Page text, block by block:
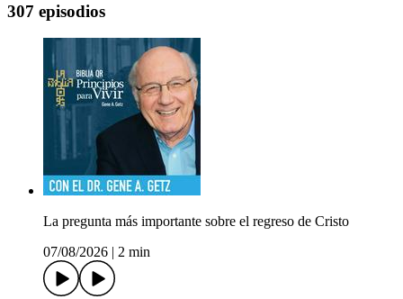
307 episodios
La pregunta más importante sobre el regreso de Cristo
07/08/2026
2 min